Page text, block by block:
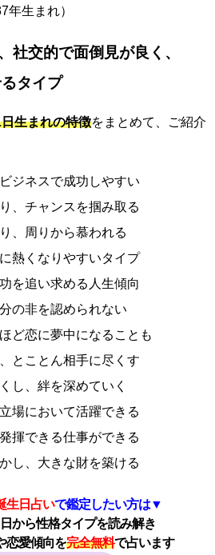
生まれ）
社交的で面倒見が良く、
タイプ
生まれの特徴をまとめて、ご紹介
ジネスで成功しやすい
、チャンスを掴み取る
、周りから慕われる
熱くなりやすいタイプ
を追い求める人生傾向
の非を認められない
ど恋に夢中になることも
とことん相手に尽くす
し、絆を深めていく
場において活躍できる
揮できる仕事ができる
し、大きな財を築ける
生日占いで鑑定したい方は▼
から性格タイプを読み解き
恋愛傾向を完全無料で占います